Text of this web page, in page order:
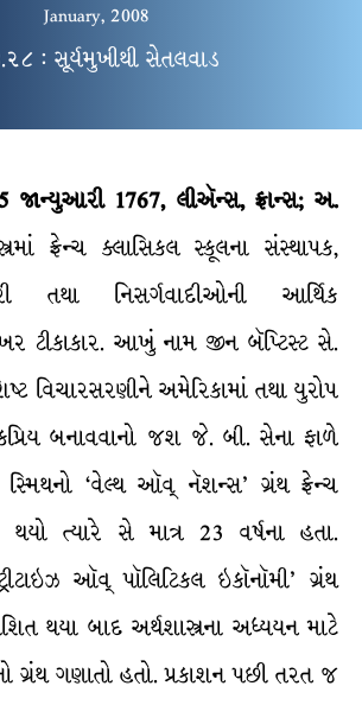
January, 2008
: સૂર્યમુખીથી સેતલવાડ
જાન્યુઆરી 1767, લીઍન્સ, ફ્રાન્સ;અ.
ફ્રેન્ચ ક્લાસિકલ સ્કૂલના સંસ્થાપક,
તથા નિસર્ગવાદીઓની આર્થિક
ટીકાકાર. આખું નામ જીન બૅપ્ટિસ્ટ સે.
વિચારસરણીને અમેરિકામાં તથા યુરોપ
બનાવવાનો જશ જે. બી. સેના ફાળે
‘વેલ્થ ઑવ્ નૅશન્સ’ ગ્રંથ ફ્રેન્ચ
થયો ત્યારે સે માત્ર 23 વર્ષના હતા.
ઑવ્ પૉલિટિકલ ઇકૉનૉમી’ ગ્રંથ
થયા બાદ અર્થશાસ્ત્રના અધ્યયન માટે
ગ્રંથ ગણાતો હતો. પ્રકાશન પછી તરત જ